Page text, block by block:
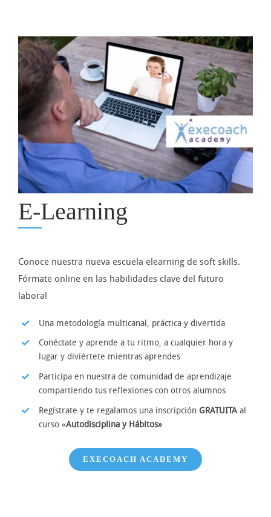
E-Learning
Conoce nuestra nueva escuela elearning de soft skills.
Fórmate online en las habilidades clave del futuro
laboral
Una metodología multicanal, práctica y divertida
Conéctate y aprende a tu ritmo, a cualquier hora y
lugar y diviértete mientras aprendes
Participa en nuestra de comunidad de aprendizaje
compartiendo tus reflexiones con otros alumnos
Regístrate y te regalamos una inscripción GRATUITAal
curso «Autodisciplina y Hábitos»
EXECOACH ACADEMY